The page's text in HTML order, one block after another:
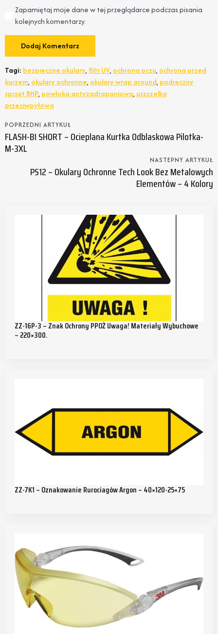
Zapamiętaj moje dane w tej przeglądarce podczas pisania
kolejnych komentarzy.
Tagi: bezpieczne okulary,filtr UV, ochrona oczu, ochrona przed
kurzem, okulary ochronne, okulary wrap around, podręczny
sprzęt BHP, powłoka antyzadrapaniowa, uszczelka
przeciwpyłowa
POPRZEDNI ARTYKUŁ
FLASH-BI SHORT – Ocieplana Kurtka Odblaskowa Pilotka-
M-3XL
NASTEPNY ARTYKUŁ
PS12 – Okulary Ochronne Tech Look Bez Metalowych
Elementów – 4 Kolory
ZZ-16P-3 – Znak Ochrony PPOŻ Uwaga! Materiały Wybuchowe
– 220×300.
ZZ-7K1 – Oznakowanie Rurociagów Argon – 40×120-25×75